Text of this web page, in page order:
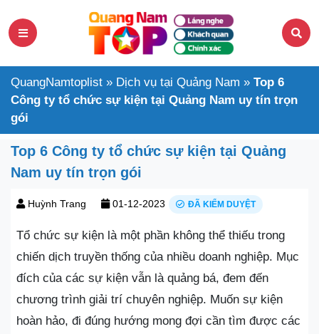
QuangNamtoplist » Dịch vụ tại Quảng Nam » Top 6
Công ty tổ chức sự kiện tại Quảng Nam uy tín trọn
gói
Top 6 Công ty tổ chức sự kiện tại Quảng
Nam uy tín trọn gói
Huỳnh Trang 01-12-2023 ĐÃ KIỂM DUYỆT
Tổ chức sự kiện là một phần không thể thiếu trong
chiến dịch truyền thống của nhiều doanh nghiệp. Mục
đích của các sự kiện vẫn là quảng bá, đem đến
chương trình giải trí chuyên nghiệp. Muốn sự kiện
hoàn hảo, đi đúng hướng mong đợi cần tìm được các